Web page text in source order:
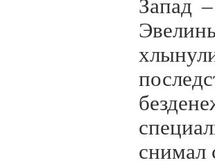
Запад
снимал